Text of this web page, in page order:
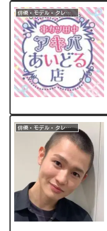
俳優・モデル・タレント
俳優・モデル・タレント